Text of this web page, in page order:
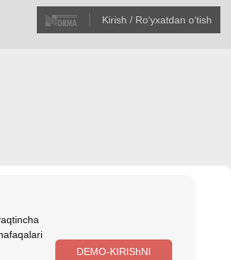
Kirish / Roʻyхatdan oʻtish
DEMO-KIRIShNI